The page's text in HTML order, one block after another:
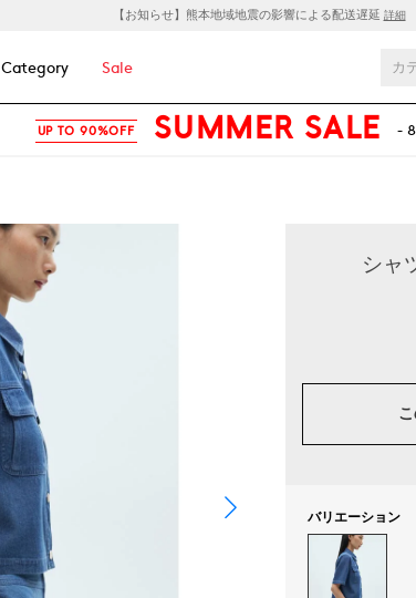
【お知らせ】熊本地域地震の影響による配送遅延 詳細
Category Sale
UP TO 90%OFF SUMMER SALE -
シャ
バリエーション